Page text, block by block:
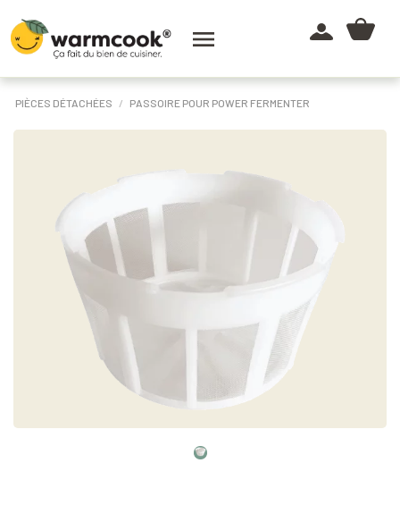

PIÈCES DÉTACHÉES PASSOIRE POUR POWER FERMENTER